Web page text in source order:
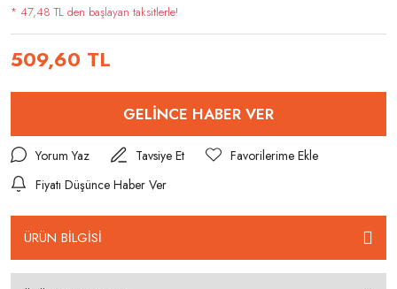
* 47,48 TL den başlayan taksitlerle!
509,60 TL
GELİNCE HABER VER
Yorum Yaz
Tavsiye Et
Fiyatı Düşünce Haber Ver
ÜRÜN BİLGİSİ